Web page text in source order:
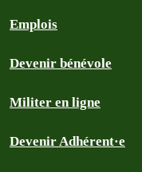
Emplois
Devenir bénévole
Militer en ligne
Devenir Adhérent·e